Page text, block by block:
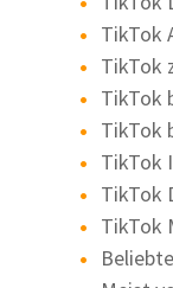
TikTok
TikTok
TikTok
TikTok
TikTok
TikTok
TikTok